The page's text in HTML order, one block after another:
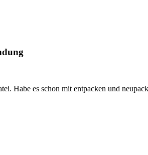
Habe es schon mit entpacken und